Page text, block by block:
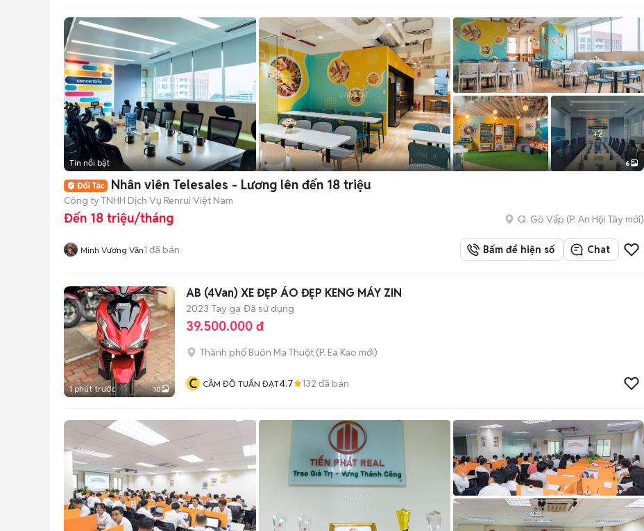
+2
Tin nổi bật 6
Nhân viên Telesales - Lương lên đến 18 triệu
Công ty TNHH Dịch Vụ Renrui Việt Nam
Đến 18 triệu/tháng Q. Gò Vấp (P. An Hội Tây mới)
Minh Vương Văn1 đã bán Bấm để hiện số Chat
1 phút trước 10
AB (4Van) XE ĐẸP ÁO ĐẸP KENG MÁY ZIN
2023 Tay ga Đã sử dụng
39.500.000 đ
Thành phố Buôn Ma Thuột (P. Ea Kao mới)
C CẦM ĐỒ TUẤN ĐẠT4.7 132 đã bán